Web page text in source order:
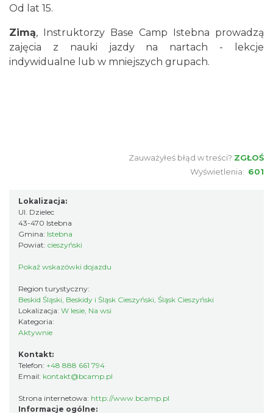
Od lat 15.
Zimą, Instruktorzy Base Camp Istebna prowadzą
zajęcia z nauki jazdy na nartach - lekcje
indywidualne lub w mniejszych grupach.
Zauważyłeś błąd w treści? ZGŁOŚ
Wyświetlenia: 601
Lokalizacja:
Ul. Dzielec
43-470 Istebna
Gmina: Istebna
Powiat: cieszyński
Pokaż wskazówki dojazdu
Region turystyczny:
Beskid Śląski, Beskidy i Śląsk Cieszyński, Śląsk Cieszyński
Lokalizacja: W lesie, Na wsi
Kategoria:
Aktywnie
Kontakt:
Telefon: +48 888 661 794
Email: kontakt@bcamp.pl
Strona internetowa: http://www.bcamp.pl
Informacje ogólne: